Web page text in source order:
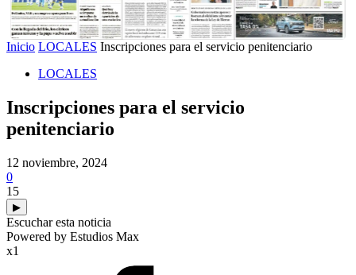
Inicio LOCALES Inscripciones para el servicio penitenciario
LOCALES
Inscripciones para el servicio
penitenciario
12 noviembre, 2024
0
15
▶
Escuchar esta noticia
Powered by Estudios Max
x1